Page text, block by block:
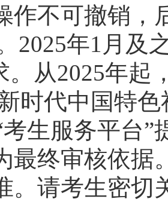
作不可撤销，
2025年1月及
。从2025年起
时代中国特
生服务平台”
最终审核依据
。请考生密切